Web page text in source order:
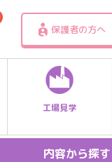
保護者の方へ
工場見学
内容から探す